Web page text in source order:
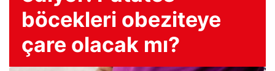
böcekleri obeziteye
çare olacak mı?